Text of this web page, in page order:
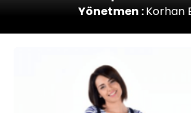
Yönetmen :Korhan